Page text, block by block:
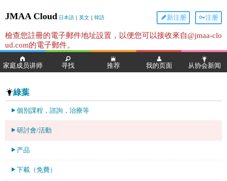
JMAA Cloud 日本語 ｜ 英文 ｜ 韓語 注册
新注册
檢查您註冊的電子郵件地址設置，以便您可以接收來自@jmaa-clo
ud.com的電子郵件。
家庭成员讲师 寻找 推荐 我的页面 从协会新闻
綠葉
個別課程，諮詢，治療等
研討會/活動
产品
下載（免費）